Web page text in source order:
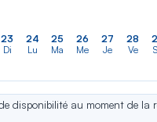
23
Di
24
Lu
25
Ma
26
Me
27
Je
28
Ve
au moment de